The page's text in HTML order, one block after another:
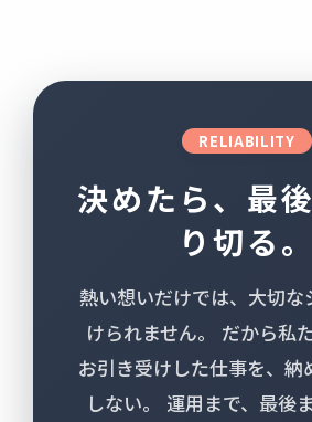
RELIABILITY
決めたら、最
り切る。
熱い想いだけでは、大切な
けられません。
だから私
お引き受けした仕事を、納
しない。
運用まで、最後